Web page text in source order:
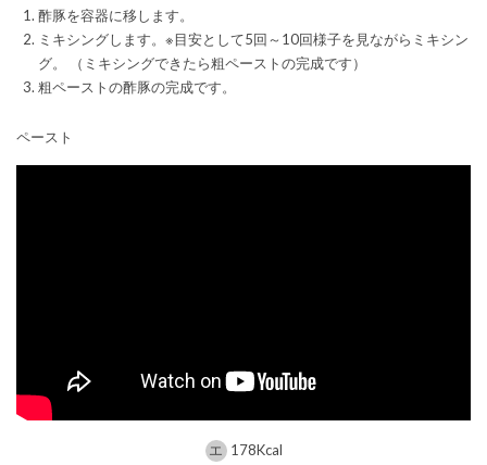
酢豚を容器に移します。
ミキシングします。※目安として5回～10回様子を見ながらミキシン
グ。 （ミキシングできたら粗ペーストの完成です）
粗ペーストの酢豚の完成です。
ペースト
178Kcal